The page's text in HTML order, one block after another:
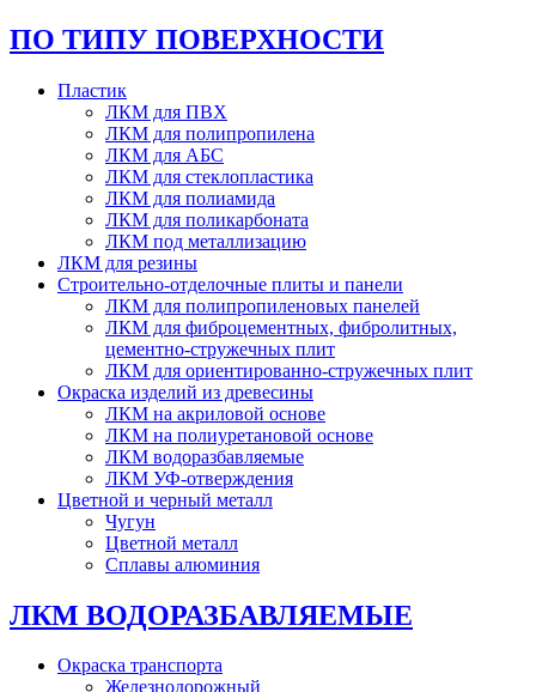
ПО ТИПУ ПОВЕРХНОСТИ
Пластик
ЛКМ для ПВХ
ЛКМ для полипропилена
ЛКМ для АБС
ЛКМ для стеклопластика
ЛКМ для полиамида
ЛКМ для поликарбоната
ЛКМ под металлизацию
ЛКМ для резины
Строительно-отделочные плиты и панели
ЛКМ для полипропиленовых панелей
ЛКМ для фиброцементных, фибролитных,
цементно-стружечных плит
ЛКМ для ориентированно-стружечных плит
Окраска изделий из древесины
ЛКМ на акриловой основе
ЛКМ на полиуретановой основе
ЛКМ водоразбавляемые
ЛКМ УФ-отверждения
Цветной и черный металл
Чугун
Цветной металл
Сплавы алюминия
ЛКМ ВОДОРАЗБАВЛЯЕМЫЕ
Окраска транспорта
Железнодорожный